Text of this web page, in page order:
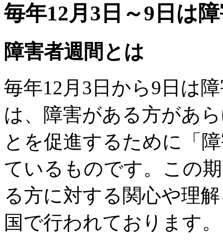
毎年12月3日～9日は
障害者週間とは
毎年12月3日から9日は
は、障害がある方があ
とを促進するために「
ているものです。この
る方に対する関心や理
国で行われております。